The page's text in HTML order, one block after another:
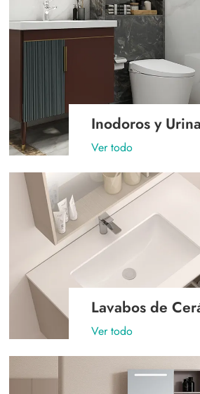
Inodoros y
Ver todo
Lavabos de
Ver todo